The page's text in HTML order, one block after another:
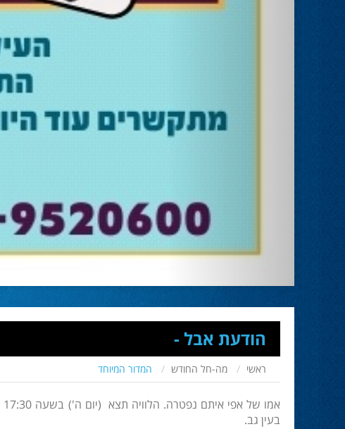
הודעת אבל -
ראשי מה-חל החודש המדור המיוחד
בעין גב.